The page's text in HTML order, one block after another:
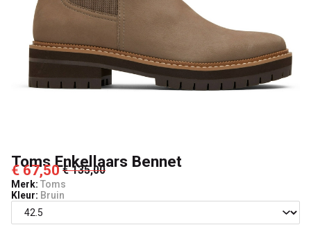
Toms Enkellaars Bennet
€ 67,50 € 135,00
Merk: Toms
Kleur: Bruin